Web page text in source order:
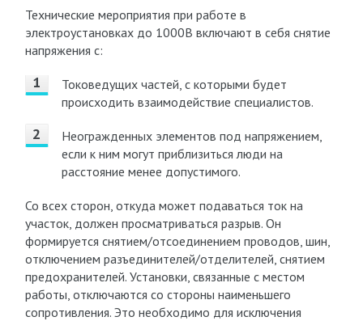
Технические мероприятия при работе в
электроустановках до 1000В включают в себя снятие
напряжения с:
Токоведущих частей, с которыми будет
происходить взаимодействие специалистов.
Неогражденных элементов под напряжением,
если к ним могут приблизиться люди на
расстояние менее допустимого.
Со всех сторон, откуда может подаваться ток на
участок, должен просматриваться разрыв. Он
формируется снятием/отсоединением проводов, шин,
отключением разъединителей/отделителей, снятием
предохранителей. Установки, связанные с местом
работы, отключаются со стороны наименьшего
сопротивления. Это необходимо для исключения